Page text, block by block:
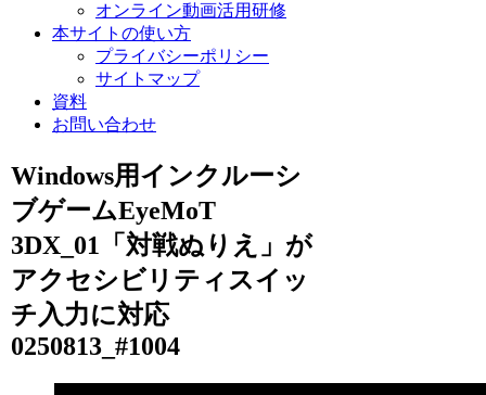
オンライン動画活用研修
本サイトの使い方
プライバシーポリシー
サイトマップ
資料
お問い合わせ
Windows用インクルーシ
ブゲームEyeMoT
3DX_01「対戦ぬりえ」が
アクセシビリティスイッ
チ入力に対応
0250813_#1004